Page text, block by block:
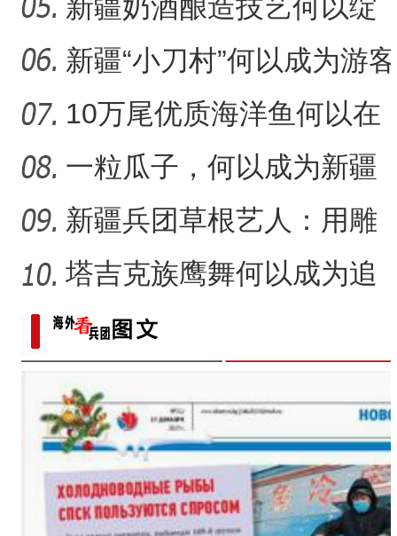
“五一”假期，开都河天鹅
“阿克苏是个好地方·四季
传承人用歌声展现非遗魅
力
新疆奶酒酿造技艺何以绽
放光彩？
新疆“小刀村”何以成为游客
体验非遗技艺打卡地？
10万尾优质海洋鱼何以在
新疆沙漠里安家？
一粒瓜子，何以成为新疆
的名片？
新疆兵团草根艺人：用雕
塑述说“兵团故事”雕刻别
塔吉克族鹰舞何以成为追
求美好生活的展现？